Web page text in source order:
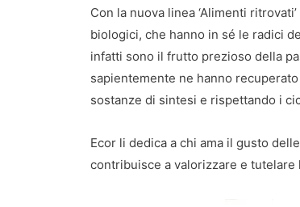
Con la nuova linea ‘Alimenti
biologici, che hanno in sé le radici
infatti sono il frutto prezioso della
sapientemente ne hanno
sostanze di sintesi e rispettando i
Ecor li dedica a chi ama il gusto
contribuisce a valorizzare e